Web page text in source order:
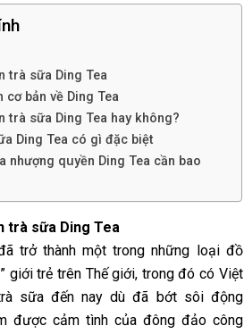
trà sữa Ding Tea
cơ bản về Ding Tea
trà sữa Ding Tea hay không?
Ding Tea có gì đặc biệt
nhượng quyền Ding Tea cần bao
trà sữa Ding Tea
trở thành một trong những loại đồ
giới trẻ trên Thế giới, trong đó có Việt
sữa đến nay dù đã bớt sôi động
được cảm tình của đông đảo công